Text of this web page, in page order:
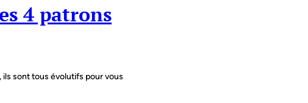
4 patrons
sont tous évolutifs pour vous